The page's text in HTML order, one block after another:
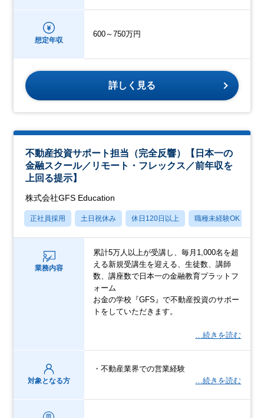
想定年収
600～750万円
詳しく見る
不動産投資サポート担当（完全反響）【日本一の
金融スクール／リモート・フレックス／前年収を
上回る提示】
株式会社GFS Education
正社員採用 土日祝休み 休日120日以上 職種未経験OK
業務内容
累計5万人以上が受講し、毎月1,000名を超
える新規受講生を迎える、生徒数、講師
数、講座数で日本一の金融教育プラットフ
ォーム
お金の学校『GFS』で不動産投資のサポー
トをしていただきます。
…続きを読む
対象となる方
・不動産業界での営業経験
…続きを読む